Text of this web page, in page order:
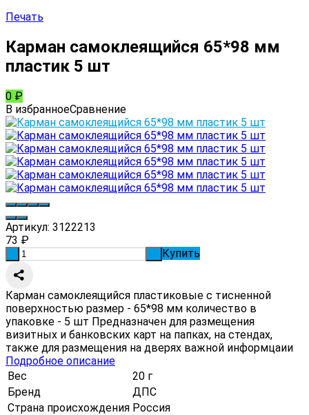
Печать
Карман самоклеящийся 65*98 мм
пластик 5 шт
0 ₽
В избранноеСравнение
Артикул: 3122213
73 ₽
Купить
Карман самоклеящийся пластиковые с тисненной
поверхностью размер - 65*98 мм количество в
упаковке - 5 шт Предназначен для размещения
визитных и банковских карт на папках, на стендах,
также для размещения на дверях важной информцаии
Подробное описание
Вес
20 г
Бренд
ДПС
Страна происхождения Россия